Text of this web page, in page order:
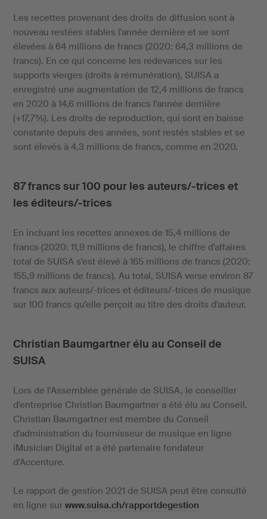
Les recettes provenant des droits de diffusion sont à
nouveau restées stables l'année dernière et se sont
élevées à 64 millions de francs (2020: 64,3 millions de
francs). En ce qui concerne les redevances sur les
supports vierges (droits à rémunération), SUISA a
enregistré une augmentation de 12,4 millions de francs
en 2020 à 14,6 millions de francs l'année dernière
(+17,7%). Les droits de reproduction, qui sont en baisse
constante depuis des années, sont restés stables et se
sont élevés à 4,3 millions de francs, comme en 2020.
87 francs sur 100 pour les auteurs/-trices et
les éditeurs/-trices
En incluant les recettes annexes de 15,4 millions de
francs (2020: 11,9 millions de francs), le chiffre d'affaires
total de SUISA s'est élevé à 165 millions de francs (2020:
155,9 millions de francs). Au total, SUISA verse environ 87
francs aux auteurs/-trices et éditeurs/-trices de musique
sur 100 francs qu'elle perçoit au titre des droits d'auteur.
Christian Baumgartner élu au Conseil de
SUISA
Lors de l'Assemblée générale de SUISA, le conseiller
d'entreprise Christian Baumgartner a été élu au Conseil.
Christian Baumgartner est membre du Conseil
d'administration du fournisseur de musique en ligne
iMusician Digital et a été partenaire fondateur
d'Accenture.
Le rapport de gestion 2021 de SUISA peut être consulté
en ligne sur www.suisa.ch/rapportdegestion